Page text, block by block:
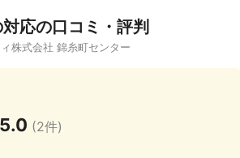
応の口コミ・評判
株式会社 錦糸町センター
5.0 (2件)